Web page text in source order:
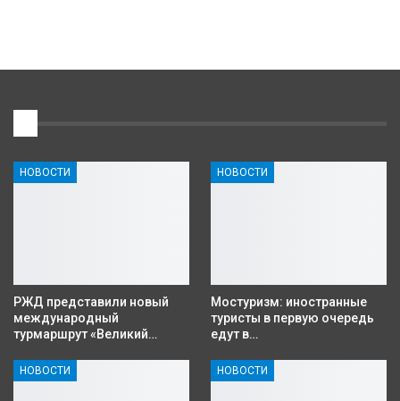
НОВОСТИ
РЖД представили новый
международный
турмаршрут «Великий…
НОВОСТИ
Мостуризм: иностранные
туристы в первую очередь
едут в…
НОВОСТИ НОВОСТИ